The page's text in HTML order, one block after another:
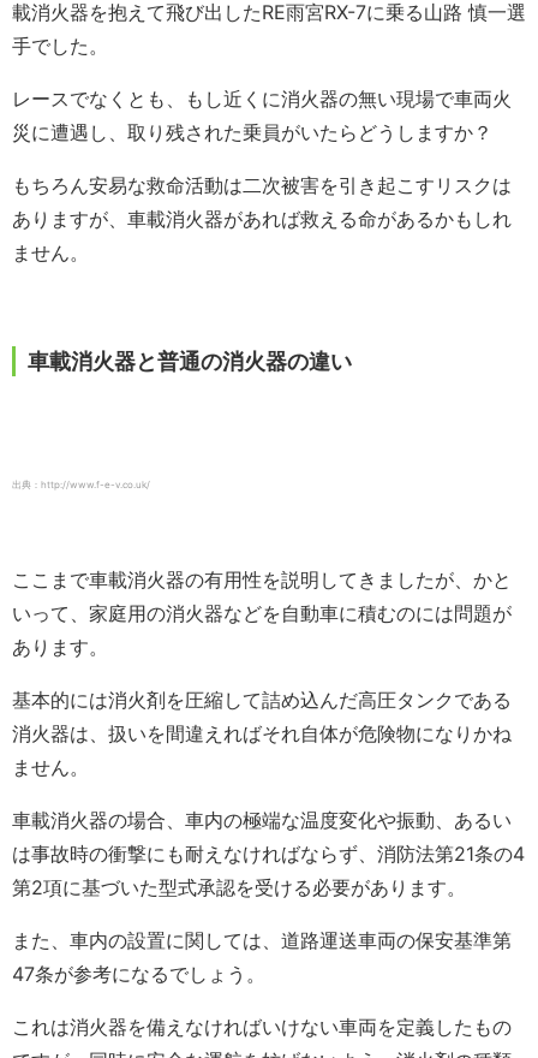
載消火器を抱えて飛び出したRE雨宮RX-7に乗る山路 慎一選
手でした。
レースでなくとも、もし近くに消火器の無い現場で車両火
災に遭遇し、取り残された乗員がいたらどうしますか？
もちろん安易な救命活動は二次被害を引き起こすリスクは
ありますが、車載消火器があれば救える命があるかもしれ
ません。
車載消火器と普通の消火器の違い
出典：http://www.f-e-v.co.uk/
ここまで車載消火器の有用性を説明してきましたが、かと
いって、家庭用の消火器などを自動車に積むのには問題が
あります。
基本的には消火剤を圧縮して詰め込んだ高圧タンクである
消火器は、扱いを間違えればそれ自体が危険物になりかね
ません。
車載消火器の場合、車内の極端な温度変化や振動、あるい
は事故時の衝撃にも耐えなければならず、消防法第21条の4
第2項に基づいた型式承認を受ける必要があります。
また、車内の設置に関しては、道路運送車両の保安基準第
47条が参考になるでしょう。
これは消火器を備えなければいけない車両を定義したもの